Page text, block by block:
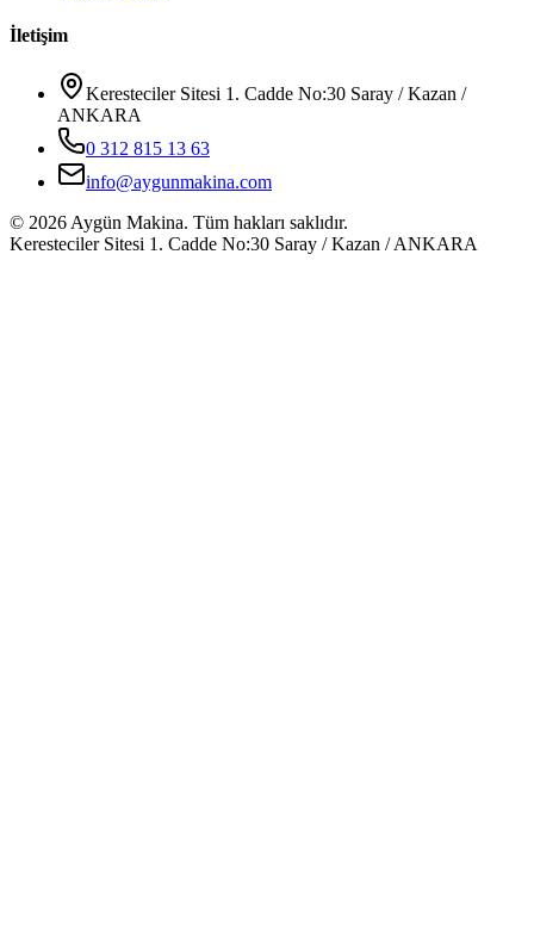
İletişim
Keresteciler Sitesi 1. Cadde No:30 Saray / Kazan /
ANKARA
0 312 815 13 63
info@aygunmakina.com
© 2026Aygün Makina. Tüm hakları saklıdır.
Keresteciler Sitesi 1. Cadde No:30 Saray / Kazan / ANKARA